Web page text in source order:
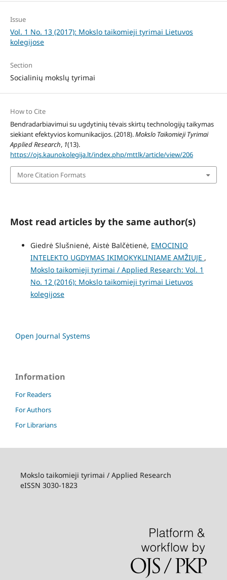
Issue
Vol. 1 No. 13 (2017): Mokslo taikomieji tyrimai Lietuvos
kolegijose
Section
Socialinių mokslų tyrimai
How to Cite
Bendradarbiavimui su ugdytinių tėvais skirtų technologijų taikymas
siekiant efektyvios komunikacijos. (2018).Mokslo Taikomieji Tyrimai
Applied Research, 1(13).
https://ojs.kaunokolegija.lt/index.php/mttlk/article/view/206
More Citation Formats
Most read articles by the same author(s)
Giedrė Slušnienė, Aistė Balčėtienė, EMOCINIO
INTELEKTO UGDYMAS IKIMOKYKLINIAME AMŽIUJE ,
Mokslo taikomieji tyrimai / Applied Research: Vol. 1
No. 12 (2016): Mokslo taikomieji tyrimai Lietuvos
kolegijose
Open Journal Systems
Information
For Readers
For Authors
For Librarians
Mokslo taikomieji tyrimai / Applied Research
eISSN 3030-1823